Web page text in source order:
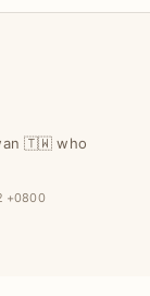
🇹🇼 who
+0800